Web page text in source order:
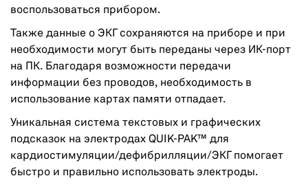
воспользоваться прибором.
Также данные о ЭКГ сохраняются на приборе и при
необходимости могут быть переданы через ИК-порт
на ПК. Благодаря возможности передачи
информации без проводов, необходимость в
использование картах памяти отпадает.
Уникальная система текстовых и графических
подсказок на электродах QUIK-PAK™ для
кардиостимуляции/дефибрилляции/ЭКГ помогает
быстро и правильно использовать электроды.